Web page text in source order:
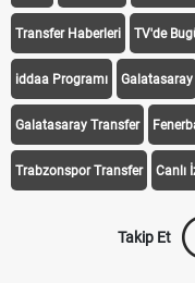
Transfer Haberleri TV'de
iddaa Programı Galatasaray
Galatasaray Transfer
Trabzonspor Transfer Canlı
Takip Et